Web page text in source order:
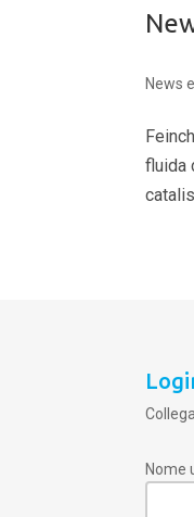
News
fluida
Nome